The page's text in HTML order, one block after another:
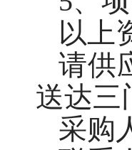
以上
请供
送达三
采购